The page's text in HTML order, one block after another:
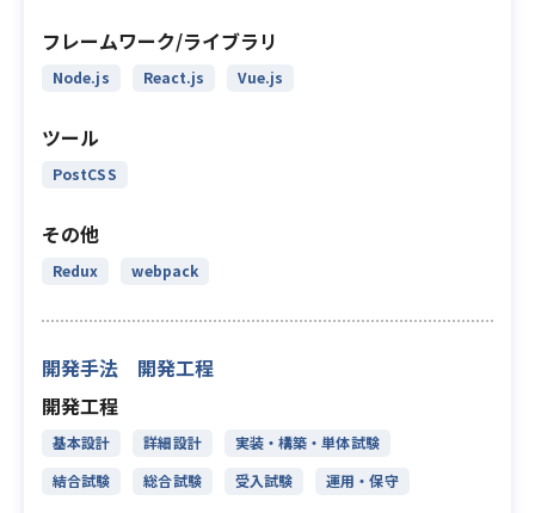
フレームワーク/ライブラリ
Node.js React.js Vue.js
ツール
PostCSS
その他
Redux webpack
開発手法 開発工程
開発工程
基本設計 詳細設計
実装・構築・単体試験
結合試験
総合試験 受入試験 運用・保守